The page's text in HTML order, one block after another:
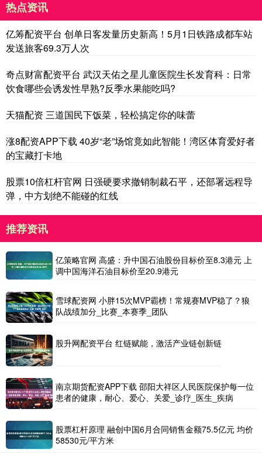
热点资讯
亿筹配资平台 创单日客发量历史新高！5月1日铁路成都车站
发送旅客69.3万人次
奇点财富配资平台 武汉天佑之星儿童医院生长发育科：日常
饮食哪些会诱发性早熟?反季水果能吃吗?
天猫配资 三道国民下饭菜，轻松搞定你的味蕾
涨8配资APP下载 40岁“老”场馆竟如此智能！湾区体育爱好者
的宝藏打卡地
股票10倍杠杆官网 日强硬要求撤销制裁石平，还部署远程导
弹，中方划绝不能碰的红线
推荐资讯
亿策略官网 高盛：升中国石油股份目标价至8.3港元 上
调中国海洋石油目标价至20.9港元
雪球配资网 小胖15次MVP霸榜！常规赛MVP稳了？狼
队战绩加分_比赛_本赛季_团队
股升网配资平台 红链赋能，激活产业链创新链
南京期货配资APP下载 邵阳大祥区人民医院保护每一位
患者的健康，耐心、爱心、关爱_诊疗_医生_疾病
股票杠杆原理 融创中国6月合同销售金额75.5亿元 均价
58530元/平方米